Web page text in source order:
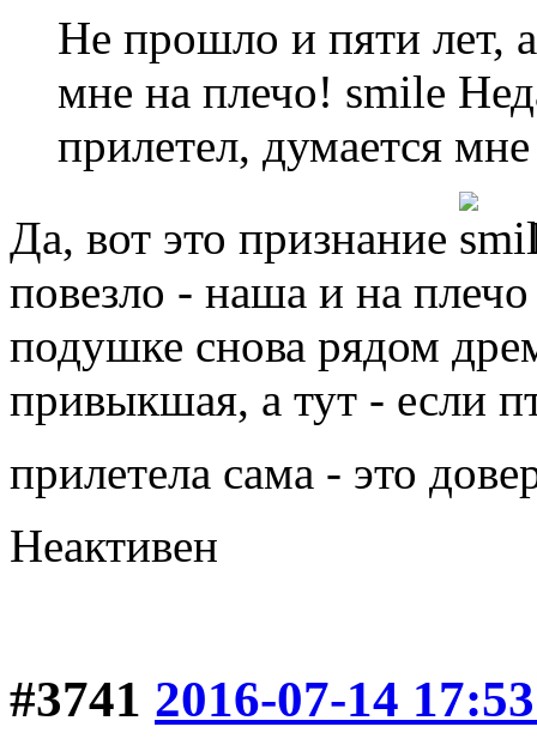
Не прошло и пяти лет,
мне на плечо! smile
прилетел, думается
Да, вот это признание
повезло - наша и на
подушке снова рядом
привыкшая, а тут - если
прилетела сама - это
Неактивен
#3741 2016-07-14